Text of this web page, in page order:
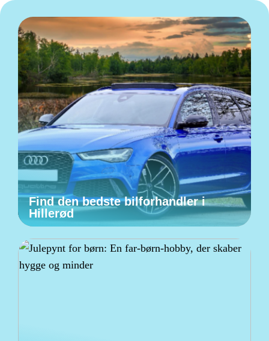
Find den bedste bilforhandler i
Hillerød